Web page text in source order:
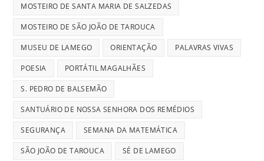
MOSTEIRO DE SANTA MARIA DE SALZEDAS
MOSTEIRO DE SÃO JOÃO DE TAROUCA
MUSEU DE LAMEGO ORIENTAÇÃO PALAVRAS VIVAS
POESIA PORTÁTIL MAGALHÃES
S. PEDRO DE BALSEMÃO
SANTUÁRIO DE NOSSA SENHORA DOS REMÉDIOS
SEGURANÇA SEMANA DA MATEMÁTICA
SÃO JOÃO DE TAROUCA SÉ DE LAMEGO